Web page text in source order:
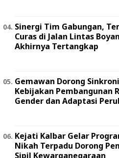
Sinergi Tim Gabungan,
Curas di Jalan Lintas
Akhirnya Tertangkap
Gemawan Dorong
Kebijakan Pembangunan
Gender dan Adaptasi
Kejati Kalbar Gelar
Nikah Terpadu Dorong
Sipil Kewarganegaraan